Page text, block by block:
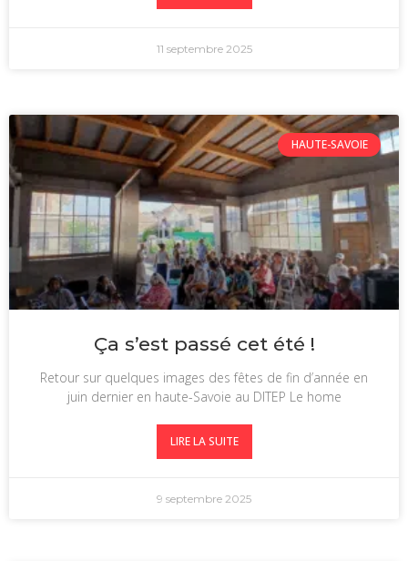
11 septembre 2025
HAUTE-SAVOIE
Ça s’est passé cet été !
Retour sur quelques images des fêtes de fin d’année en
juin dernier en haute-Savoie au DITEP Le home
LIRE LA SUITE
9 septembre 2025